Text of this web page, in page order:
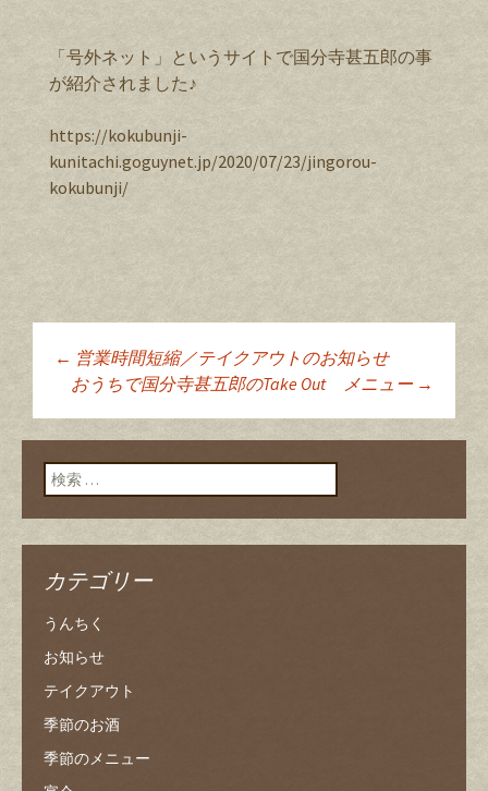
「号外ネット」というサイトで国分寺甚五郎の事
が紹介されました♪
https://kokubunji-
kunitachi.goguynet.jp/2020/07/23/jingorou-
kokubunji/
投稿ナビゲーショ
ン
← 営業時間短縮／テイクアウトのお知らせ
おうちで国分寺甚五郎のTake Out メニュー →
検索:
カテゴリー
うんちく
お知らせ
テイクアウト
季節のお酒
季節のメニュー